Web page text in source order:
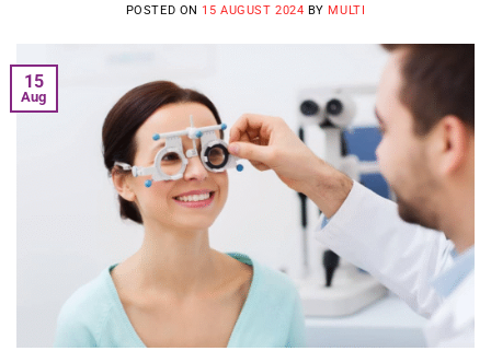
POSTED ON 15 AUGUST 2024 BY MULTI
15
Aug